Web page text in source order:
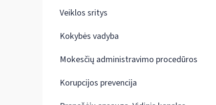
Veiklos sritys
Kokybės vadyba
Mokesčių administravimo procedūros
Korupcijos prevencija